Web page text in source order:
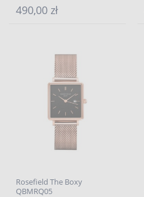
490,00 zł
Rosefield The Boxy
QBMRQ05